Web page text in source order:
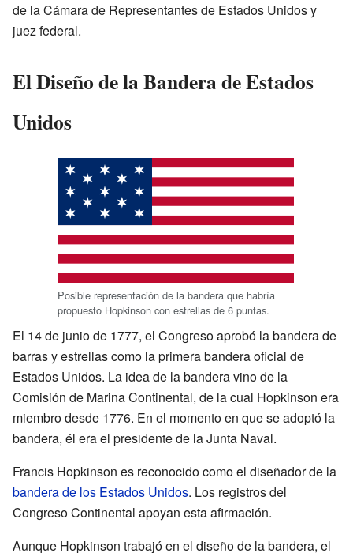
de la Cámara de Representantes de Estados Unidos y
juez federal.
El Diseño de la Bandera de Estados
Unidos
Posible representación de la bandera que habría
propuesto Hopkinson con estrellas de 6 puntas.
El 14 de junio de 1777, el Congreso aprobó la bandera de
barras y estrellas como la primera bandera oficial de
Estados Unidos. La idea de la bandera vino de la
Comisión de Marina Continental, de la cual Hopkinson era
miembro desde 1776. En el momento en que se adoptó la
bandera, él era el presidente de la Junta Naval.
Francis Hopkinson es reconocido como el diseñador de la
bandera de los Estados Unidos. Los registros del
Congreso Continental apoyan esta afirmación.
Aunque Hopkinson trabajó en el diseño de la bandera, el